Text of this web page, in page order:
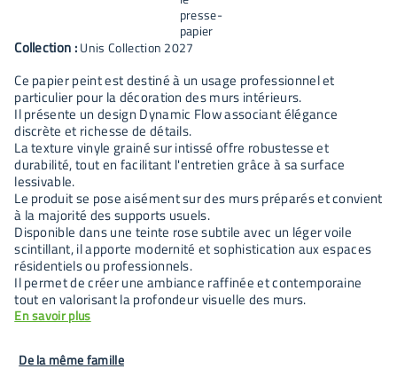
Collection :Unis Collection 2027
Ce papier peint est destiné à un usage professionnel et
particulier pour la décoration des murs intérieurs.
Il présente un design Dynamic Flow associant élégance
discrète et richesse de détails.
La texture vinyle grainé sur intissé offre robustesse et
durabilité, tout en facilitant l'entretien grâce à sa surface
lessivable.
Le produit se pose aisément sur des murs préparés et convient
à la majorité des supports usuels.
Disponible dans une teinte rose subtile avec un léger voile
scintillant, il apporte modernité et sophistication aux espaces
résidentiels ou professionnels.
Il permet de créer une ambiance raffinée et contemporaine
tout en valorisant la profondeur visuelle des murs.
En savoir plus
De la même famille